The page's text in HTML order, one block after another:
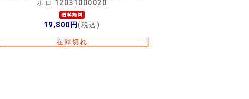
ポロ 12031000020
19,800円(税込)
在庫切れ